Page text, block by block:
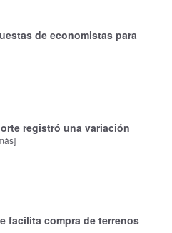
de economistas para
registró una variación
facilita compra de terrenos